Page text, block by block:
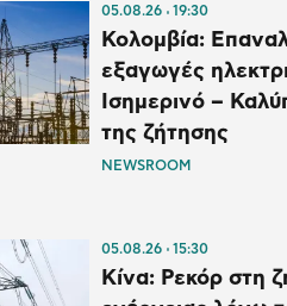
05.08.26 19:30
Κολομβία:
εξαγωγές
Ισημερινό –
της ζήτησης
NEWSROOM
05.08.26 15:30
Κίνα: Ρεκόρ στη